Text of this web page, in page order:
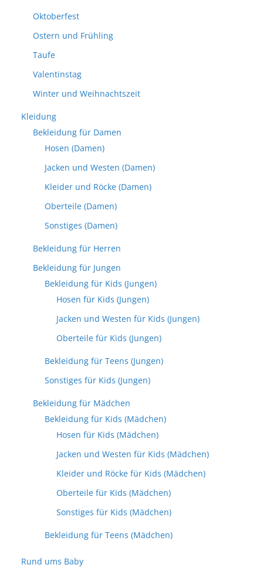
Oktoberfest
Ostern und Frühling
Taufe
Valentinstag
Winter und Weihnachtszeit
Kleidung
Bekleidung für Damen
Hosen (Damen)
Jacken und Westen (Damen)
Kleider und Röcke (Damen)
Oberteile (Damen)
Sonstiges (Damen)
Bekleidung für Herren
Bekleidung für Jungen
Bekleidung für Kids (Jungen)
Hosen für Kids (Jungen)
Jacken und Westen für Kids (Jungen)
Oberteile für Kids (Jungen)
Bekleidung für Teens (Jungen)
Sonstiges für Kids (Jungen)
Bekleidung für Mädchen
Bekleidung für Kids (Mädchen)
Hosen für Kids (Mädchen)
Jacken und Westen für Kids (Mädchen)
Kleider und Röcke für Kids (Mädchen)
Oberteile für Kids (Mädchen)
Sonstiges für Kids (Mädchen)
Bekleidung für Teens (Mädchen)
Rund ums Baby